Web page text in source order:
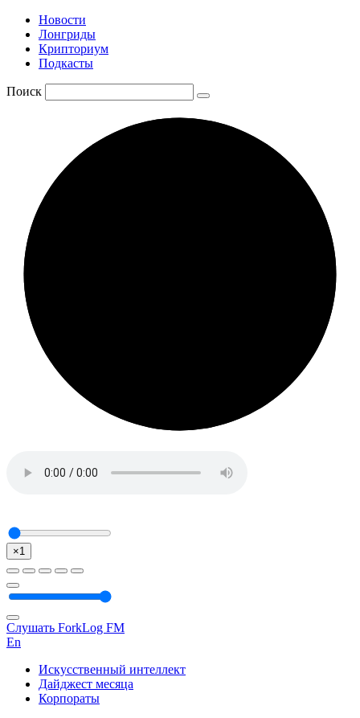
Новости
Лонгриды
Крипториум
Подкасты
Поиск
×1
Слушать ForkLog FM
En
Искусственный интеллект
Дайджест месяца
Корпораты